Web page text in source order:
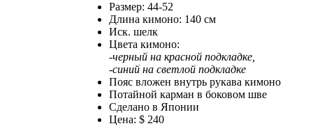
Размер: 44-52
Длина кимоно: 140 см
Иск. шелк
Цвета кимоно:
-черный на красной подкладке,
-синий на светлой подкладке
Пояс вложен внутрь рукава кимоно
Потайной карман в боковом шве
Сделано в Японии
Цена: $ 240